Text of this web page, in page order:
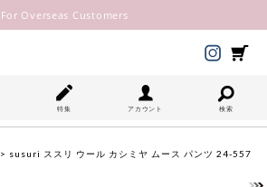
For Overseas Customers
特集 アカウント 検索
> susuri ススリ ウール カシミヤ ムース パンツ 24-557